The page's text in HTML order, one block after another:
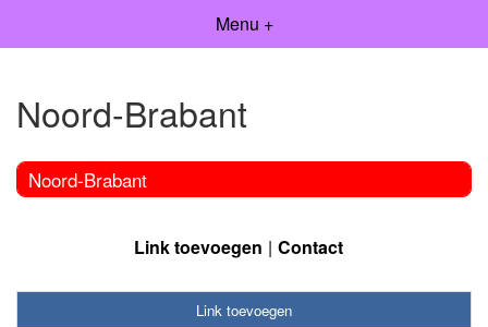
Menu +
Noord-Brabant
Noord-Brabant
Link toevoegen Contact
Link toevoegen